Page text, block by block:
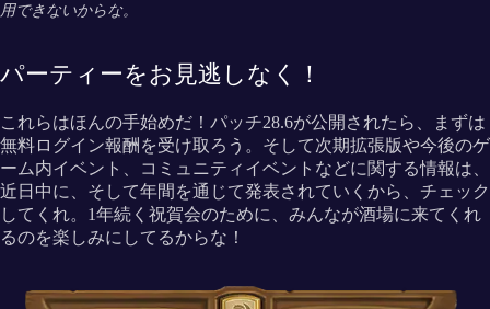
用できないからな。
パーティーをお見逃しなく！
これらはほんの手始めだ！パッチ28.6が公開されたら、まずは
無料ログイン報酬を受け取ろう。そして次期拡張版や今後のゲ
ーム内イベント、コミュニティイベントなどに関する情報は、
近日中に、そして年間を通じて発表されていくから、チェック
してくれ。1年続く祝賀会のために、みんなが酒場に来てくれ
るのを楽しみにしてるからな！